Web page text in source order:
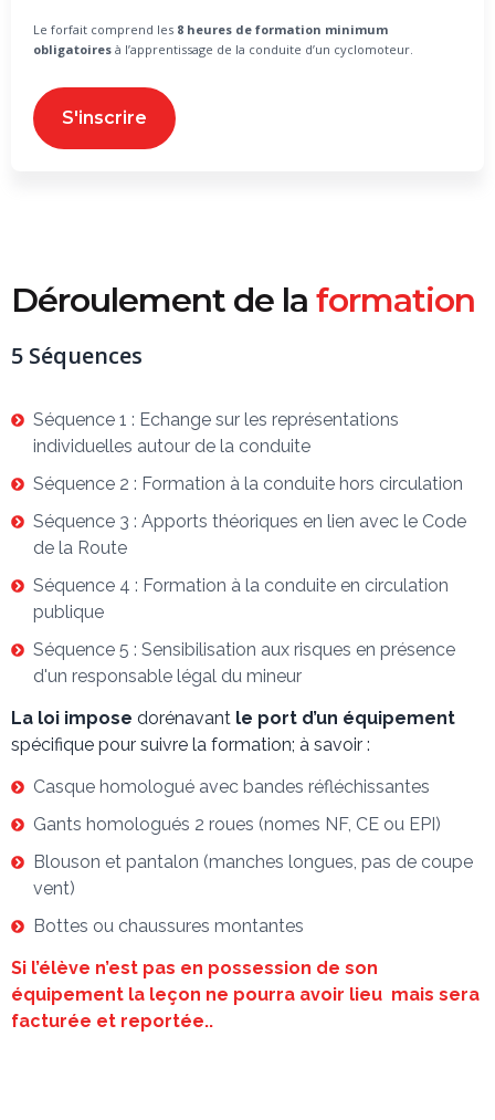
Le forfait comprend les 8 heures de formation minimum
obligatoires à l’apprentissage de la conduite d’un cyclomoteur.
S'inscrire
Déroulement de la formation
5 Séquences
Séquence 1 : Echange sur les représentations
individuelles autour de la conduite
Séquence 2 : Formation à la conduite hors circulation
Séquence 3 : Apports théoriques en lien avec le Code
de la Route
Séquence 4 : Formation à la conduite en circulation
publique
Séquence 5 : Sensibilisation aux risques en présence
d'un responsable légal du mineur
La loi impose dorénavant le port d’un équipement
spécifique pour suivre la formation; à savoir :
Casque homologué avec bandes réfléchissantes
Gants homologués 2 roues (nomes NF, CE ou EPI)
Blouson et pantalon (manches longues, pas de coupe
vent)
Bottes ou chaussures montantes
Si l’élève n’est pas en possession de son
équipement la leçon ne pourra avoir lieu mais sera
facturée et reportée..